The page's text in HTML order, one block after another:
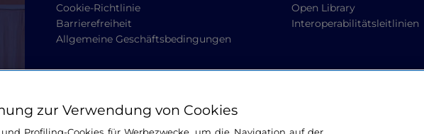
Cookie-Richtlinie
Barrierefreiheit
Allgemeine Geschäftsbedingungen
Open Library
Interoperabilitätsleitlinien
zur Verwendung von Cookies